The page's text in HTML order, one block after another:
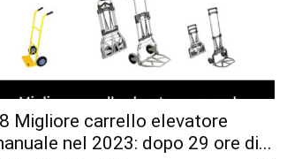
Migliore carrello elevatore
nel 2023: dopo 29 ore di...